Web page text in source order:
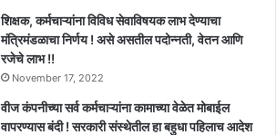
शिक्षक, कर्मचाऱ्यांना विविध सेवाविषयक लाभ देण्याचा
मंत्रिमंडळाचा निर्णय ! असे असतील पदोन्नती, वेतन आणि
रजेचे लाभ !!
November 17, 2022
वीज कंपनीच्या सर्व कर्मचाऱ्यांना कामाच्या वेळेत मोबाईल
वापरण्यास बंदी ! सरकारी संस्थेतील हा बहुधा पहिलाच आदेश